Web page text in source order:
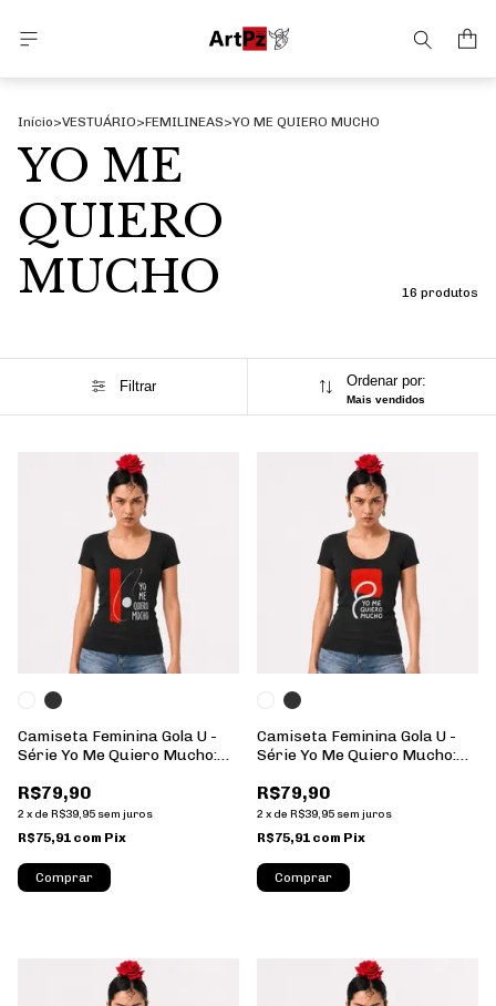
Início>VESTUÁRIO>FEMILINEAS>YO ME QUIERO MUCHO
YO ME
QUIERO
MUCHO
16 produtos
Filtrar Ordenar por:
Mais vendidos
Camiseta Feminina Gola U -
Série Yo Me Quiero Mucho:
R$79,90
2 x de R$39,95 sem juros
R$75,91 com Pix
Comprar
Camiseta Feminina Gola U -
Série Yo Me Quiero Mucho:
R$79,90
2 x de R$39,95 sem juros
R$75,91 com Pix
Comprar